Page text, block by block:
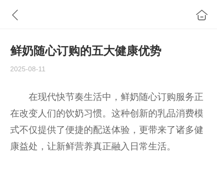
鲜奶随心订购的五大健康优势
2025-08-11
在现代快节奏生活中，鲜奶随心订购服务正
在改变人们的饮奶习惯。这种创新的乳品消费模
式不仅提供了便捷的配送体验，更带来了诸多健
康益处，让新鲜营养真正融入日常生活。